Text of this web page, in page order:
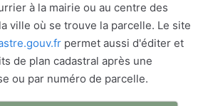
à la mairie ou au centre des
ville où se trouve la parcelle. Le site
permet aussi d'éditer et
de plan cadastral après une
ou par numéro de parcelle.